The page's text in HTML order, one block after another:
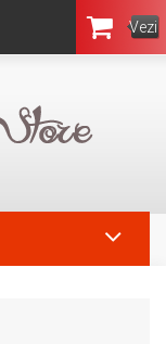
Vezi
Coşul